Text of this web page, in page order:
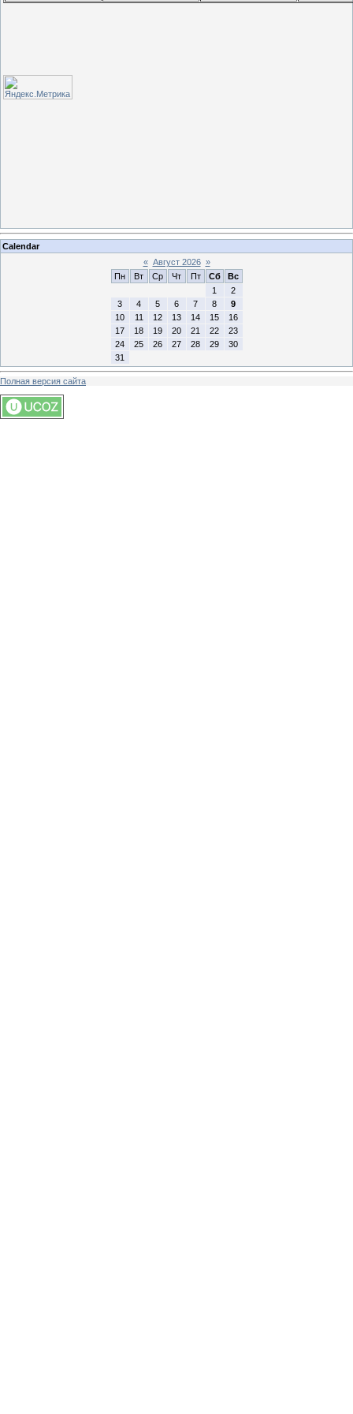
Calendar
« Август 2026 »
Пн
Вт Ср Чт Пт Сб
Вс
1
2
3
4 5 6 7 8
9
10
11 12 13 14 15
16
17
18 19 20 21 22
23
24
25 26 27 28 29
30
31
Полная версия сайта